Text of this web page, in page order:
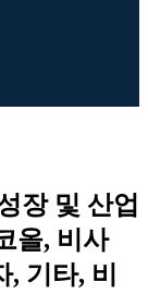
장 및 산업
올, 비사
기타, 비